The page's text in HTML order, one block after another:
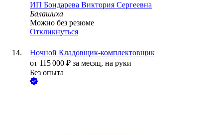
ИП Бондарева Виктория Сергеевна
Балашиха
Можно без резюме
Откликнуться
Ночной Кладовщик-комплектовщик
от 115 000 ₽ за месяц, на руки
Без опыта